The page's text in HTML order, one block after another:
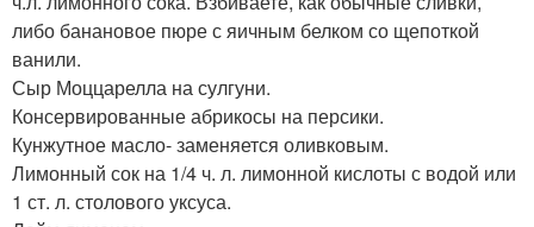
либо банановое пюре с яичным белком со щепоткой
ванили.
Сыр Моццарелла на сулгуни.
Консервированные абрикосы на персики.
Кунжутное масло- заменяется оливковым.
Лимонный сок на 1/4 ч. л. лимонной кислоты с водой или
1 ст. л. столового уксуса.